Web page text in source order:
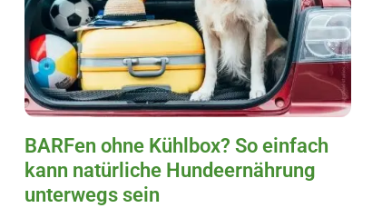
BARFen ohne Kühlbox? So einfach
kann natürliche Hundeernährung
unterwegs sein